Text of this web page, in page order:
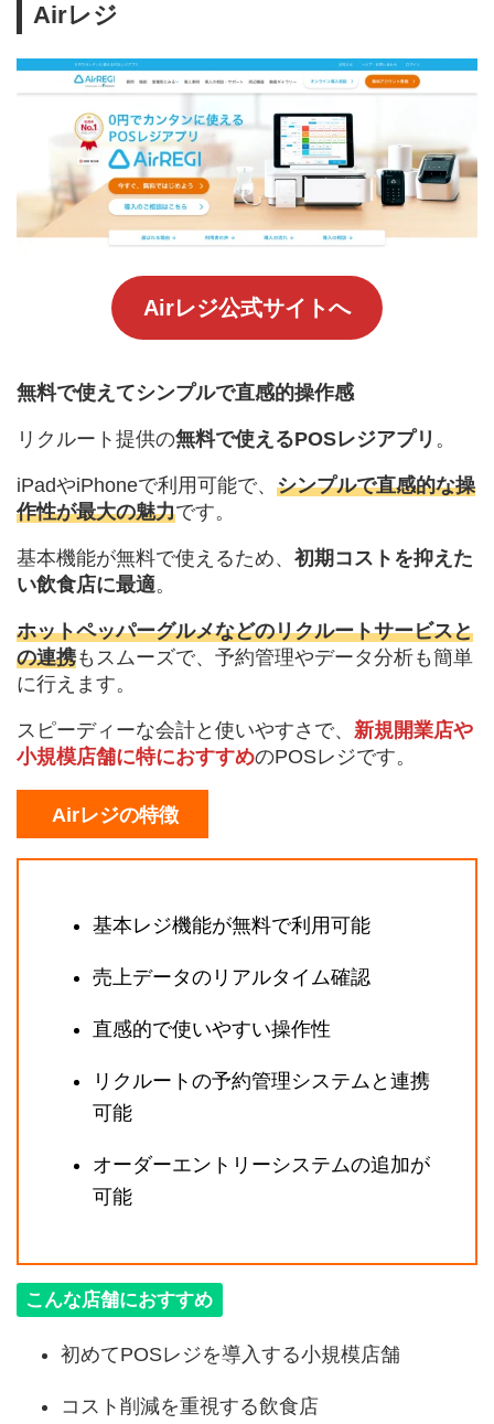
Airレジ
Airレジ公式サイトへ
無料で使えてシンプルで直感的操作感
リクルート提供の無料で使えるPOSレジアプリ 。
iPadやiPhoneで利用可能で、 シンプルで直感的な操
作性が最大の魅力です。
基本機能が無料で使えるため、 初期コストを抑えた
い飲食店に最適。
ホットペッパーグルメなどのリクルートサービスと
の連携もスムーズで、予約管理やデータ分析も簡単
に行えます。
スピーディーな会計と使いやすさで、 新規開業店や
小規模店舗に特におすすめのPOSレジです。
Airレジの特徴
基本レジ機能が無料で利用可能
売上データのリアルタイム確認
直感的で使いやすい操作性
リクルートの予約管理システムと連携
可能
オーダーエントリーシステムの追加が
可能
こんな店舗におすすめ
初めてPOSレジを導入する小規模店舗
コスト削減を重視する飲食店